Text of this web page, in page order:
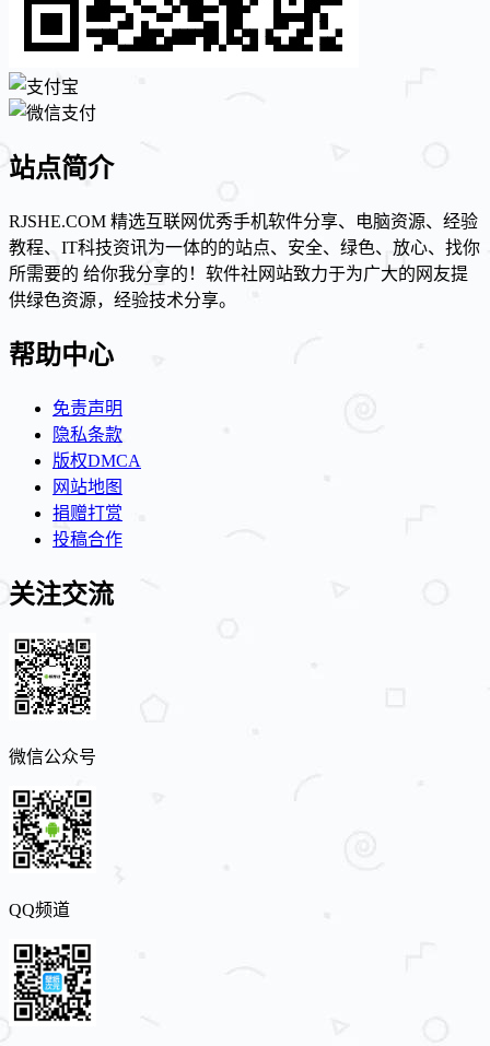
站点简介
RJSHE.COM 精选互联网优秀手机软件分享、电脑资源、经验
教程、IT科技资讯为一体的的站点、安全、绿色、放心、找你
所需要的 给你我分享的！软件社网站致力于为广大的网友提
供绿色资源，经验技术分享。
帮助中心
免责声明
隐私条款
版权DMCA
网站地图
捐赠打赏
投稿合作
关注交流
微信公众号
QQ频道